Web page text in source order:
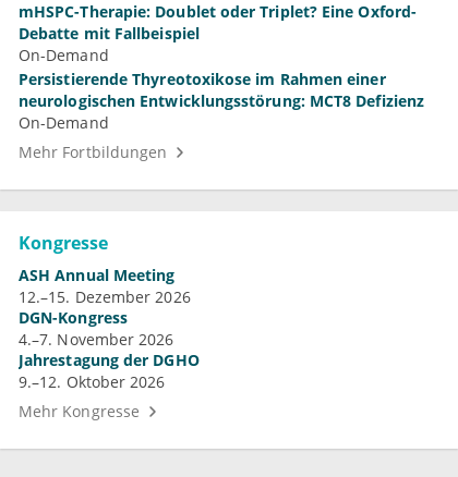
mHSPC-Therapie: Doublet oder Triplet? Eine Oxford-
Debatte mit Fallbeispiel
On-Demand
Persistierende Thyreotoxikose im Rahmen einer
neurologischen Entwicklungsstörung: MCT8 Defizienz
On-Demand
Mehr Fortbildungen
Kongresse
ASH Annual Meeting
12.–15. Dezember 2026
DGN-Kongress
4.–7. November 2026
Jahrestagung der DGHO
9.–12. Oktober 2026
Mehr Kongresse